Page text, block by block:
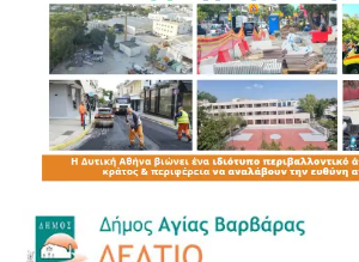
καταφύγει στα βράχια της παραλίας.
ΔΙΚΕΠΑΖ χρειάστηκε να
δύσκολους και επικίνδυνους
προσεγγίσουν τα τρομαγμένα ζώα.
Ιδιαίτερα σημαντική ήταν η επέμβασή
ενός τραυματισμένου σκύλου, ο
εγκαύματα. Η παρέμβαση των
σωτήρια.